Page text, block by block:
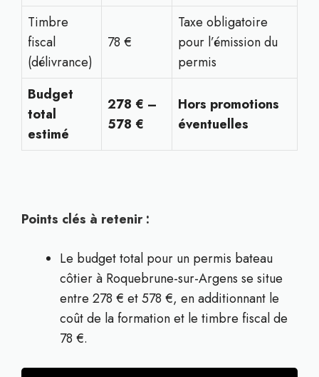
Timbre
fiscal
(délivrance)
78 €
Taxe obligatoire
pour l’émission du
permis
Budget
total
estimé
278 € –
578 €
Hors promotions
éventuelles
Points clés à retenir :
Le budget total pour un permis bateau
côtier à Roquebrune-sur-Argens se situe
entre 278 € et 578 €, en additionnant le
coût de la formation et le timbre fiscal de
78 €.